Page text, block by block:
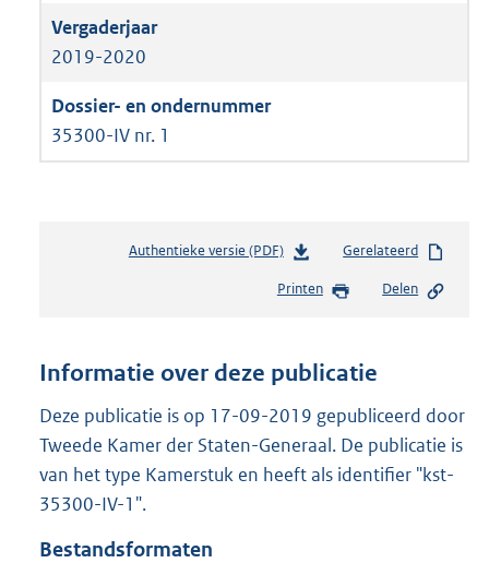
2019-2020
35300-IV nr. 1
Authentieke versie (PDF)b
s
n
s
r
o
Gerelateerd
Printen Delen
Informatie over deze publicatie
Deze publicatie is op 17-09-2019 gepubliceerd door
Tweede Kamer der Staten-Generaal. De publicatie is
van het type Kamerstuk en heeft als identifier "kst-
35300-IV-1".
Bestandsformaten